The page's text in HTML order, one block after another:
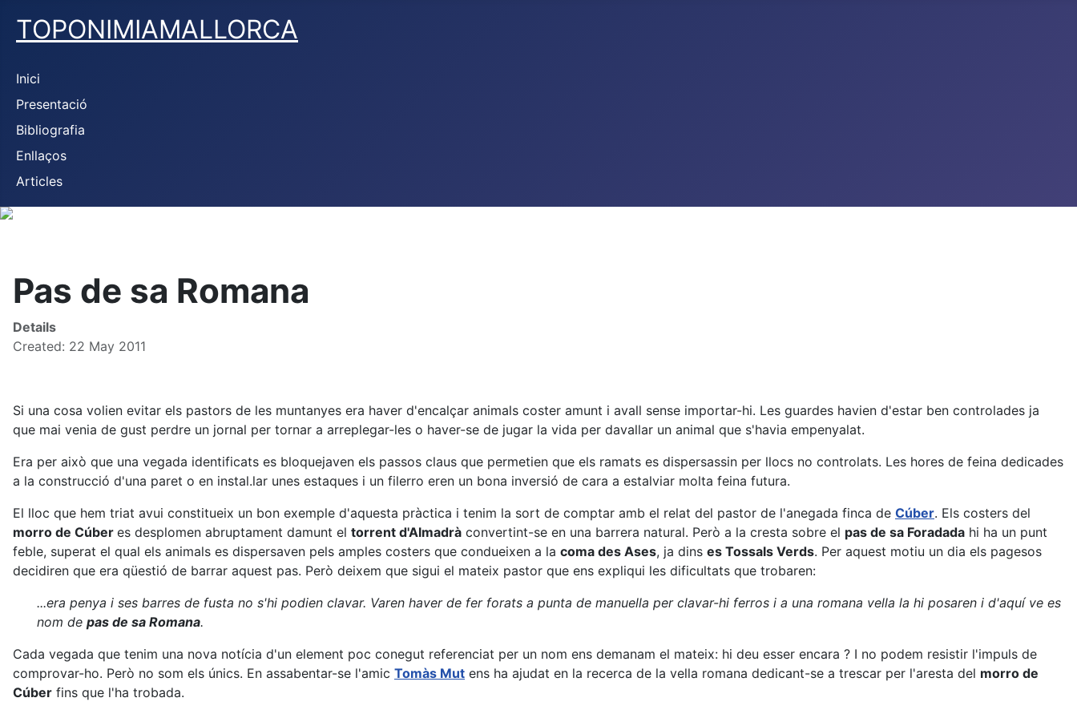
TOPONIMIAMALLORCA
Inici
Presentació
Bibliografia
Enllaços
Articles
Pas de sa Romana
Details
Created: 22 May 2011
Si una cosa volien evitar els pastors de les muntanyes era haver d'encalçar animals coster amunt i avall sense importar-hi. Les guardes havien d'estar ben controlades ja
que mai venia de gust perdre un jornal per tornar a arreplegar-les o haver-se de jugar la vida per davallar un animal que s'havia empenyalat.
Era per això que una vegada identificats es bloquejaven els passos claus que permetien que els ramats es dispersassin per llocs no controlats. Les hores de feina dedicades
a la construcció d'una paret o en instal.lar unes estaques i un filerro eren un bona inversió de cara a estalviar molta feina futura.
El lloc que hem triat avui constitueix un bon exemple d'aquesta pràctica i tenim la sort de comptar amb el relat del pastor de l'anegada finca de Cúber. Els costers del
morro de Cúber es desplomen abruptament damunt el torrent d'Almadrà convertint-se en una barrera natural. Però a la cresta sobre el pas de sa Foradada hi ha un punt
feble, superat el qual els animals es dispersaven pels amples costers que condueixen a la coma des Ases, ja dins es Tossals Verds. Per aquest motiu un dia els pagesos
decidiren que era qüestió de barrar aquest pas. Però deixem que sigui el mateix pastor que ens expliqui les dificultats que trobaren:
...era penya i ses barres de fusta no s'hi podien clavar. Varen haver de fer forats a punta de manuella per clavar-hi ferros i a una romana vella la hi posaren i d'aquí ve es
nom de pas de sa Romana.
Cada vegada que tenim una nova notícia d'un element poc conegut referenciat per un nom ens demanam el mateix: hi deu esser encara ? I no podem resistir l'impuls de
comprovar-ho. Però no som els únics. En assabentar-se l'amic Tomàs Mut ens ha ajudat en la recerca de la vella romana dedicant-se a trescar per l'aresta del morro de
Cúber fins que l'ha trobada.